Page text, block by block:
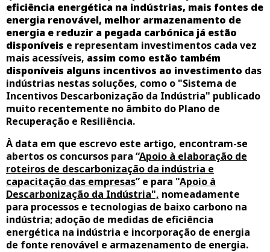
eficiência energética na indústrias, mais fontes de
energia renovável, melhor armazenamento de
energia e reduzir a pegada carbónica já estão
disponíveis e representam investimentos cada vez
mais acessíveis, assim como estão também
disponíveis alguns incentivos ao investimento das
indústrias nestas soluções, como o "Sistema de
Incentivos Descarbonização da Indústria" publicado
muito recentemente no âmbito do Plano de
Recuperação e Resiliência.
À data em que escrevo este artigo, encontram-se
abertos os concursos para “Apoio à elaboração de
roteiros de descarbonização da indústria e
capacitação das empresas” e para "Apoio à
Descarbonização da Indústria", nomeadamente
para processos e tecnologias de baixo carbono na
indústria; adoção de medidas de eficiência
energética na indústria e incorporação de energia
de fonte renovável e armazenamento de energia.